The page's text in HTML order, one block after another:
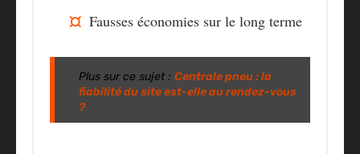
Fausses économies sur le long terme
Plus sur ce sujet : Centrale pneu : la
fiabilité du site est-elle au rendez-vous
?